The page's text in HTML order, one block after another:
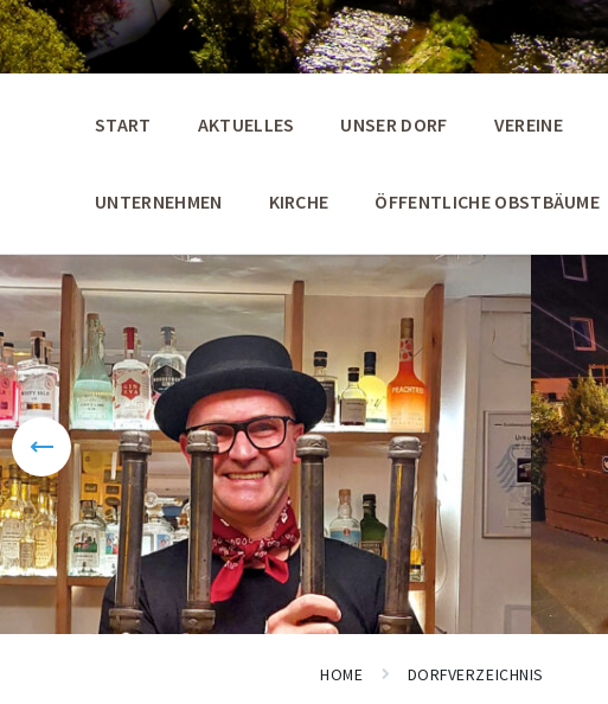
START AKTUELLES UNSER DORF VEREINE
UNTERNEHMEN KIRCHE ÖFFENTLICHE OBSTBÄUME
HOME DORFVERZEICHNIS